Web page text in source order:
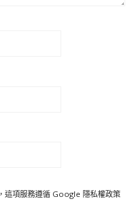
這項服務遵循 Google 隱私權政策